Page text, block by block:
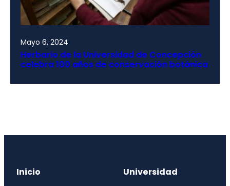
Mayo 6, 2024
Herbario de la Universidad de Concepción
celebra 100 años de conservación botánica
Inicio Universidad